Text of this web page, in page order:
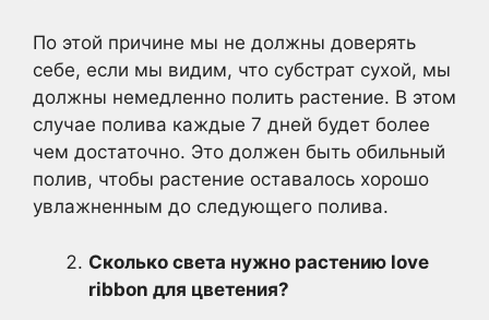
По этой причине мы не должны доверять
себе, если мы видим, что субстрат сухой, мы
должны немедленно полить растение. В этом
случае полива каждые 7 дней будет более
чем достаточно. Это должен быть обильный
полив, чтобы растение оставалось хорошо
увлажненным до следующего полива.
Сколько света нужно растению love
ribbon для цветения?